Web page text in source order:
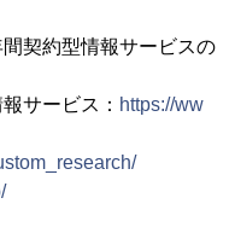
契約型情報サービスの
サービス： https://ww